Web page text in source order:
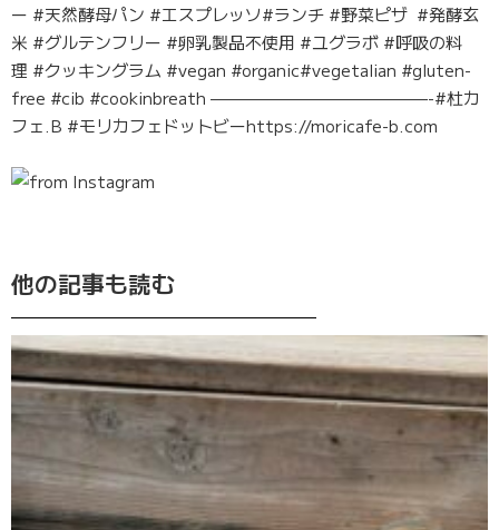
ー #天然酵母パン #エスプレッソ#ランチ #野菜ピザ #発酵玄
米 #グルテンフリー #卵乳製品不使用 #ユグラボ #呼吸の料
理 #クッキングラム #vegan #organic#vegetalian #gluten-
free #cib #cookinbreath —————————————-#杜カ
フェ.B #モリカフェドットビーhttps://moricafe-b.com
他の記事も読む